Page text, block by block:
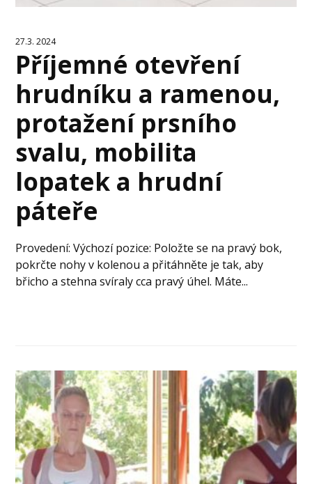
27.3. 2024
Příjemné otevření
hrudníku a ramenou,
protažení prsního
svalu, mobilita
lopatek a hrudní
páteře
Provedení: Výchozí pozice: Položte se na pravý bok,
pokrčte nohy v kolenou a přitáhněte je tak, aby
břicho a stehna svíraly cca pravý úhel. Máte...